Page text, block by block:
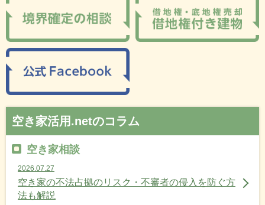
空き家活用.netのコラム
空き家相談
2026.07.27
空き家の不法占拠のリスク・不審者の侵入を防ぐ方
法も解説